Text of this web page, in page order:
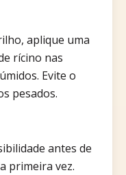
aplique uma
rícino nas
Evite o
pesados.​
antes de
primeira vez.